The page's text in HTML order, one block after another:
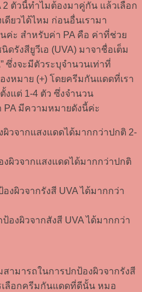
ตัวนี้ทำไมต้องมาคู่กัน แล้วเลือก
ดียวได้ไหม ก่อนอื่นเรามา
ค่ะ สำหรับค่า PA คือ ค่าที่ช่วย
รังสียูวีเอ (UVA) มาจาชื่อเต็ม
ซึ่งจะมีตัวระบุจำนวนเท่าที่
งหมาย (+) โดยครีมกันแดดที่เรา
งแต่ 1-4 ตัว ซึ่งจำนวน
PA มีความหมายดังนี้ค่ะ
วจากแสงแดดได้มากกว่าปกติ 2-
ผิวจากแสงแดดได้มากกว่าปกติ
งผิวจากรังสี UVA ได้มากกว่า
องผิวจากสังสี UVA ได้มากกว่า
ามารถในการปกป้องผิวจากรังสี
เลือกครีมกันแดดที่ดีนั้น หมอ